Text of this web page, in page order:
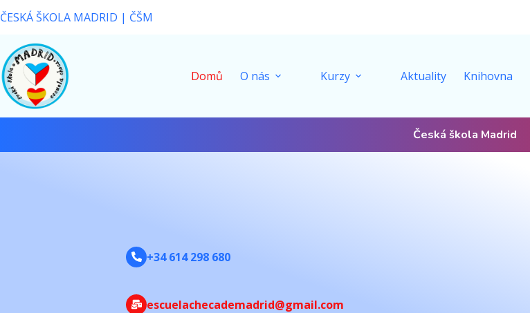
ČESKÁ ŠKOLA MADRID | ČŠM
Domů O nás Kurzy Aktuality Knihovna
Česká škola Madrid
+34 614 298 680
escuelachecademadrid@gmail.com